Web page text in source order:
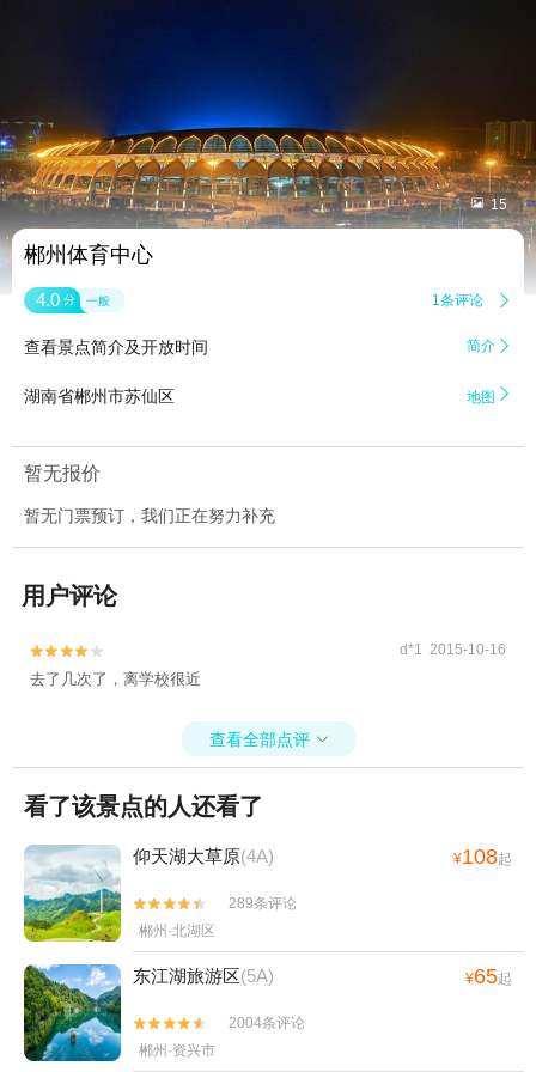
 15
郴州体育中心
4.0 分 一般 1条评论 
查看景点简介及开放时间 简介 
湖南省郴州市苏仙区 地图 
暂无报价
暂无门票预订，我们正在努力补充
用户评论

 d*1 2015-10-16
去了几次了，离学校很近
查看全部点评 
看了该景点的人还看了
仰天湖大草原(4A) ¥108起


289条评论
郴州·北湖区
东江湖旅游区(5A) ¥65起


2004条评论
郴州·资兴市